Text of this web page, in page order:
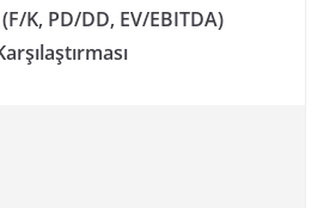
K, PD/DD, EV/EBITDA)